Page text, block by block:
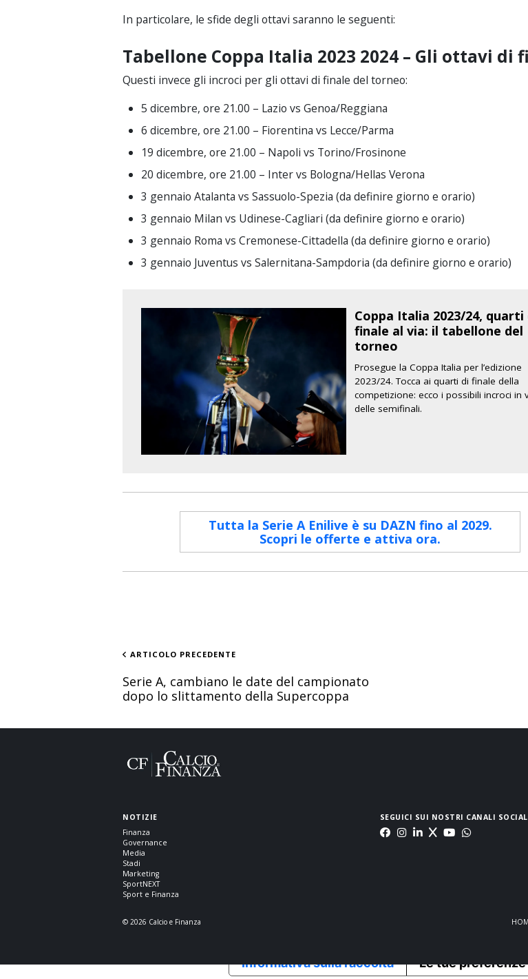
In particolare, le sfide degli ottavi saranno le seguenti:
Tabellone Coppa Italia 2023 2024 – Gli ottavi di
Questi invece gli incroci per gli ottavi di finale del torneo:
5 dicembre, ore 21.00 – Lazio vs Genoa/Reggiana
6 dicembre, ore 21.00 – Fiorentina vs Lecce/Parma
19 dicembre, ore 21.00 – Napoli vs Torino/Frosinone
20 dicembre, ore 21.00 – Inter vs Bologna/Hellas Verona
3 gennaio Atalanta vs Sassuolo-Spezia (da definire giorno e orario)
3 gennaio Milan vs Udinese-Cagliari (da definire giorno e orario)
3 gennaio Roma vs Cremonese-Cittadella (da definire giorno e orario)
3 gennaio Juventus vs Salernitana-Sampdoria (da definire giorno e orario)
Coppa Italia 2023/24, quarti
finale al via: il tabellone del
torneo
Prosegue la Coppa Italia per l’edizione
2023/24. Tocca ai quarti di finale della
competizione: ecco i possibili incroci in
delle semifinali.
Tutta la Serie A Enilive è su DAZN fino al 2029.
Scopri le offerte e attiva ora.
ARTICOLO PRECEDENTE
Serie A, cambiano le date del campionato
dopo lo slittamento della Supercoppa
NOTIZIE
Finanza
Governance
Media
Stadi
Marketing
SportNEXT
Sport e Finanza
SEGUICI SUI NOSTRI CANALI SOCIAL
© 2026 Calcio e Finanza
Informativa sulla raccolta Le tue